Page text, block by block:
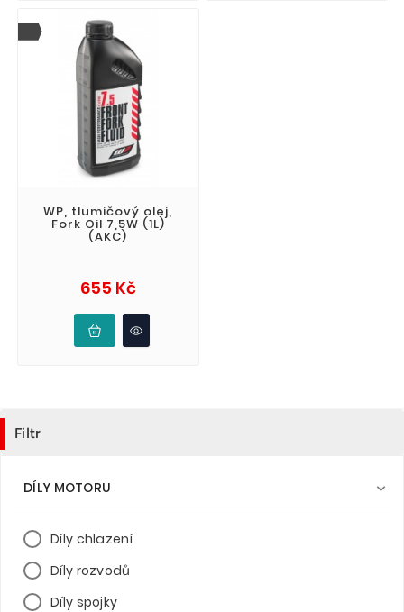
WP, tlumičový olej,
Fork Oil 7,5W (1L)
(AKC)
655 KčCena
Filtr
DÍLY MOTORU 
Díly chlazení
Díly rozvodů
Díly spojky